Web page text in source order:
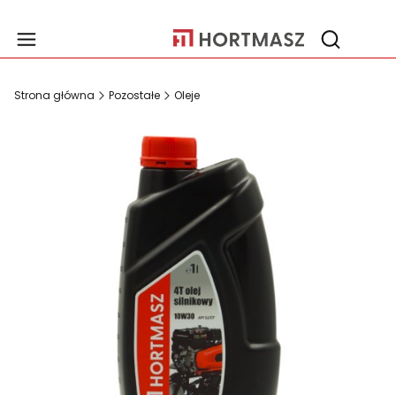
Otwórz
Strona główna Pozostałe Oleje